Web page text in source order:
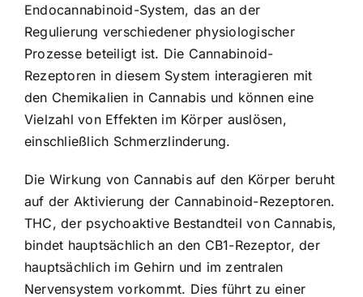
Endocannabinoid-System, das an der
Regulierung verschiedener physiologischer
Prozesse beteiligt ist. Die Cannabinoid-
Rezeptoren in diesem System interagieren mit
den Chemikalien in Cannabis und können eine
Vielzahl von Effekten im Körper auslösen,
einschließlich Schmerzlinderung.
Die Wirkung von Cannabis auf den Körper beruht
auf der Aktivierung der Cannabinoid-Rezeptoren.
THC, der psychoaktive Bestandteil von Cannabis,
bindet hauptsächlich an den CB1-Rezeptor, der
hauptsächlich im Gehirn und im zentralen
Nervensystem vorkommt. Dies führt zu einer